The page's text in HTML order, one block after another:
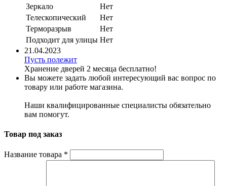
Зеркало
Нет
Телескопический
Нет
Терморазрыв
Нет
Подходит для улицы Нет
21.04.2023
Пусть полежит
Хранение дверей 2 месяца бесплатно!
Вы можете задать любой интересующий вас вопрос по
товару или работе магазина.
Наши квалифицированные специалисты обязательно
вам помогут.
Товар под заказ
Название товара *